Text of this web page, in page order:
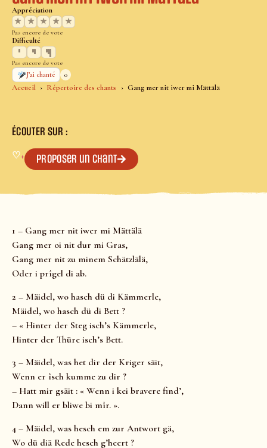
Accueil Répertoire des chants Gang mer nit iwer mi Mättälä
Appréciation
★
★ ★ ★ ★
Pas encore de vote
Difficulté
Pas encore de vote
J’ai chanté
0
ÉCOUTER SUR :
♡+ Proposer un chant
1 – Gang mer nit iwer mi Mättälä
Gang mer oi nit dur mi Gras,
Gang mer nit zu minem Schätzlälä,
Oder i prîgel di ab.
2 – Mäidel, wo hasch dü di Kämmerle,
Mäidel, wo hasch dü di Bett ?
– « Hinter der Steg isch’s Kämmerle,
Hinter der Thüre isch’s Bett.
3 – Mäidel, was het dir der Kriger säit,
Wenn er îsch kumme zu dir ?
– Hatt mir gsäit : « Wenn i kei bravere find’,
Dann will er bliwe bi mîr. ».
4 – Mäidel, was hesch em zur Antwort gä,
Wo dü diä Rede hesch g’heert ?